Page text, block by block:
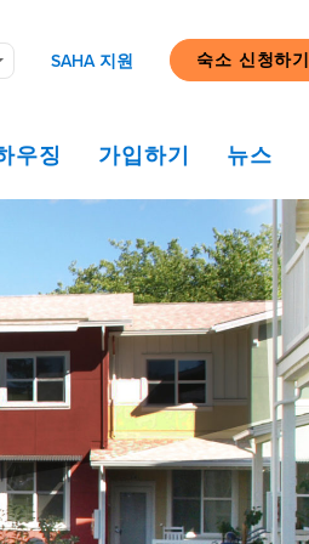
SAHA 지원 숙소 신청하기
우징 가입하기 뉴스